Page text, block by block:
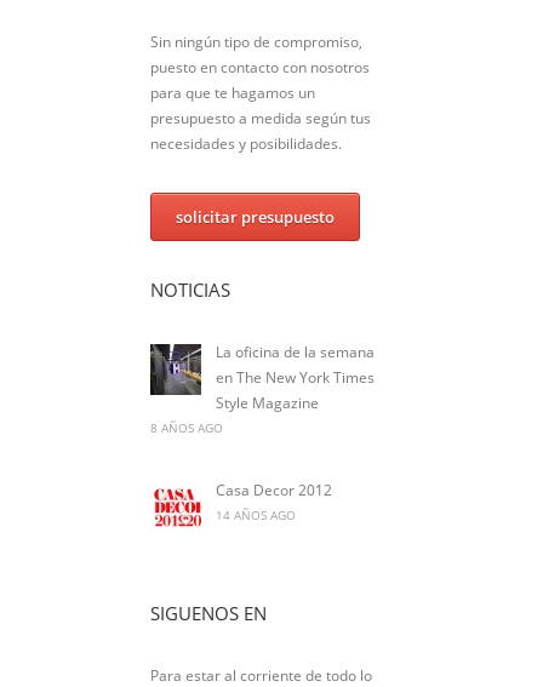
Sin ningún tipo de compromiso,
puesto en contacto con nosotros
para que te hagamos un
presupuesto a medida según tus
necesidades y posibilidades.
solicitar presupuesto
NOTICIAS
La oficina de la semana
en The New York Times
Style Magazine
8 AÑOS AGO
Casa Decor 2012
14 AÑOS AGO
SIGUENOS EN
Para estar al corriente de todo lo